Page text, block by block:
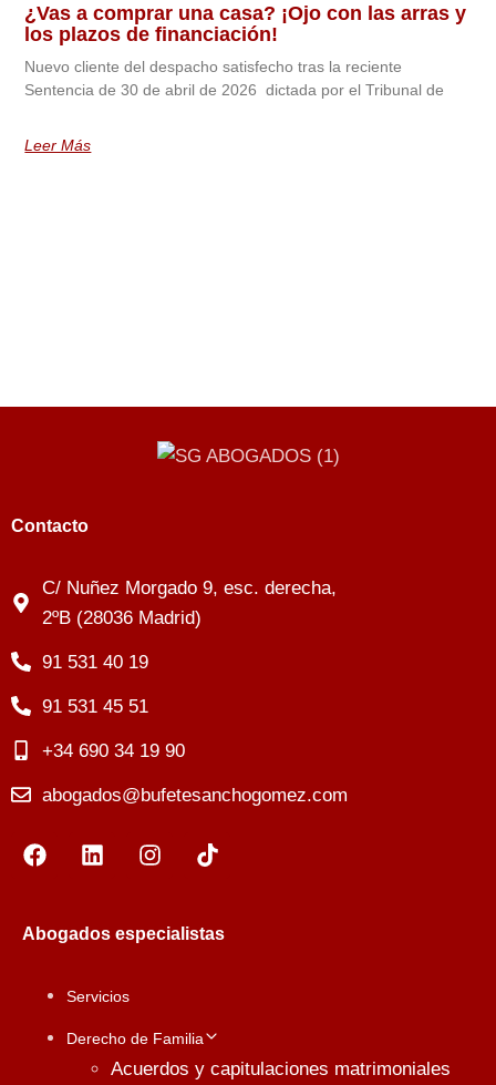
¿Vas a comprar una casa? ¡Ojo con las arras y
los plazos de financiación!
Nuevo cliente del despacho satisfecho tras la reciente
Sentencia de 30 de abril de 2026 dictada por el Tribunal de
Leer Más
Contacto
C/ Nuñez Morgado 9, esc. derecha,
2ºB (28036 Madrid)
91 531 40 19
91 531 45 51
+34 690 34 19 90
abogados@bufetesanchogomez.com
Abogados especialistas
Servicios
Derecho de Familia
Acuerdos y capitulaciones matrimoniales